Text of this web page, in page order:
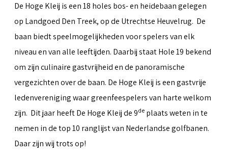
De Hoge Kleij is een 18 holes bos- en heidebaan gelegen
op Landgoed Den Treek, op de Utrechtse Heuvelrug. De
baan biedt speelmogelijkheden voor spelers van elk
niveau en van alle leeftijden. Daarbij staat Hole 19 bekend
om zijn culinaire gastvrijheid en de panoramische
vergezichten over de baan. De Hoge Kleij is een gastvrije
ledenvereniging waar greenfeespelers van harte welkom
zijn. Dit jaar heeft De Hoge Kleij de 9de plaats weten in te
nemen in de top 10 ranglijst van Nederlandse golfbanen.
Daar zijn wij trots op!